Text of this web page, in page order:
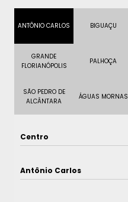
ANTÔNIO CARLOS BIGUAÇU
GRANDE
FLORIANÓPOLIS
PALHOÇA
SÃO PEDRO DE
ALCÂNTARA
ÁGUAS MORNAS
Centro
Antônio Carlos